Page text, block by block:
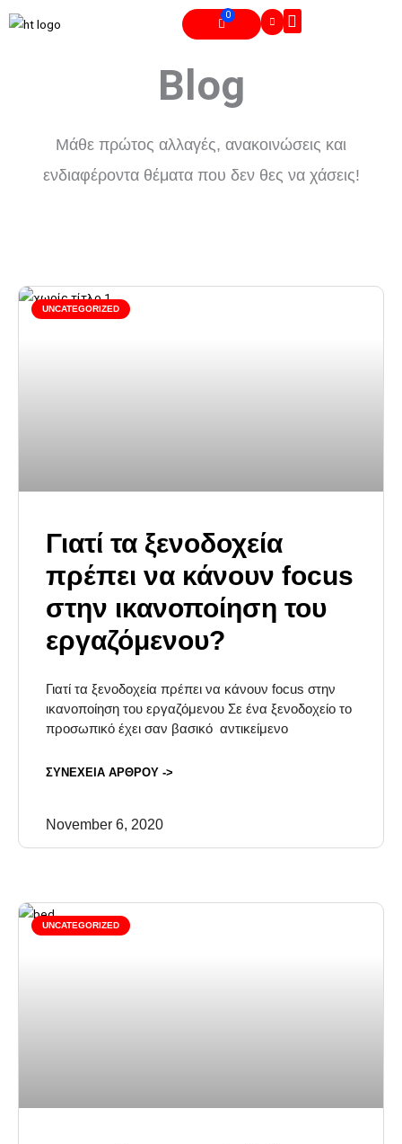
to
0
Cart
Blog
Μάθε πρώτος αλλαγές, ανακοινώσεις και
ενδιαφέροντα θέματα που δεν θες να χάσεις!
UNCATEGORIZED
Γιατί τα ξενοδοχεία
πρέπει να κάνουν focus
στην ικανοποίηση του
εργαζόμενου?
Γιατί τα ξενοδοχεία πρέπει να κάνουν focus στην
ικανοποίηση του εργαζόμενου Σε ένα ξενοδοχείο το
προσωπικό έχει σαν βασικό αντικείμενο
ΣΥΝΕΧΕΙΑ ΑΡΘΡΟΥ ->
November 6, 2020
UNCATEGORIZED